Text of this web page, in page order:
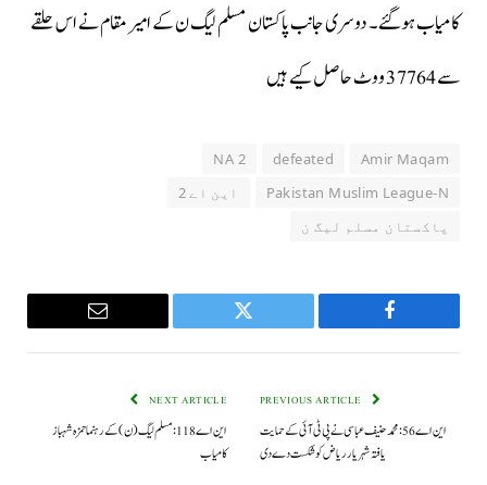
کامیاب ہوگئے۔ دوسری جانب پاکستان مسلم ليگ ن کے امیر مقام نے اس حلقے
سے 37764 ووٹ حاصل کیے ہیں
Amir Maqam
defeated
NA 2
Pakistan Muslim League-N
این اے 2
پاکستان مسلم ليگ ن
Facebook
Twitter
Email
این اے 56: محمد حنیف عباسی نے پی ٹی آئی کے حمایت
یافتہ شہریار ریاض کو شکست دے دی
NEXT ARTICLE
این اے 118: مسلم لیگ (ن) کے رہنما حمزہ شہباز
کامیاب